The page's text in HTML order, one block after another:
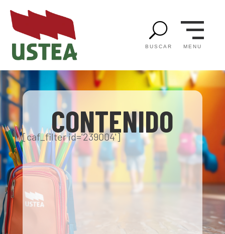
U
BUSCAR MENU
CONTENIDO
[caf_filter id='239004']